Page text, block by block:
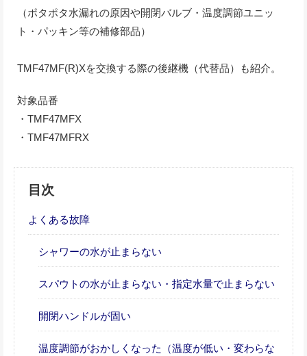
（ポタポタ水漏れの原因や開閉バルブ・温度調節ユニッ
ト・パッキン等の補修部品）
TMF47MF(R)Xを交換する際の後継機（代替品）も紹介。
対象品番
・TMF47MFX
・TMF47MFRX
目次
よくある故障
シャワーの水が止まらない
スパウトの水が止まらない・指定水量で止まらない
開閉ハンドルが固い
温度調節がおかしくなった（温度が低い・変わらな